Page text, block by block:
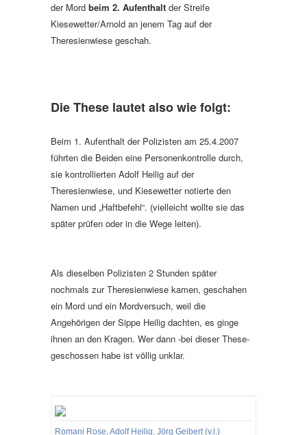
der Mord beim 2. Aufenthalt der Streife
Kiesewetter/Arnold an jenem Tag auf der
Theresienwiese geschah.
Die These lautet also wie folgt:
Beim 1. Aufenthalt der Polizisten am 25.4.2007
führten die Beiden eine Personenkontrolle durch,
sie kontrollierten Adolf Heilig auf der
Theresienwiese, und Kiesewetter notierte den
Namen und „Haftbefehl“. (vielleicht wollte sie das
später prüfen oder in die Wege leiten).
Als dieselben Polizisten 2 Stunden später
nochmals zur Theresienwiese kamen, geschahen
ein Mord und ein Mordversuch, weil die
Angehörigen der Sippe Heilig dachten, es ginge
ihnen an den Kragen. Wer dann -bei dieser These-
geschossen habe ist völlig unklar.
Romani Rose, Adolf Heilig, Jörg Geibert (v.l.)